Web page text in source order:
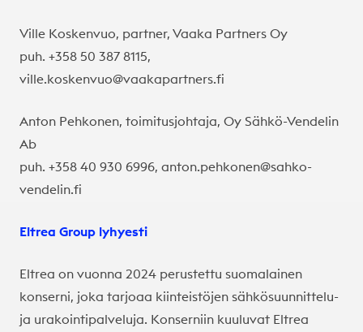
Ville Koskenvuo, partner, Vaaka Partners Oy
puh. +358 50 387 8115,
ville.koskenvuo@vaakapartners.fi
Anton Pehkonen, toimitusjohtaja, Oy Sähkö-Vendelin
Ab
puh. +358 40 930 6996, anton.pehkonen@sahko-
vendelin.fi
Eltrea Group lyhyesti
Eltrea on vuonna 2024 perustettu suomalainen
konserni, joka tarjoaa kiinteistöjen sähkösuunnittelu-
ja urakointipalveluja. Konserniin kuuluvat Eltrea